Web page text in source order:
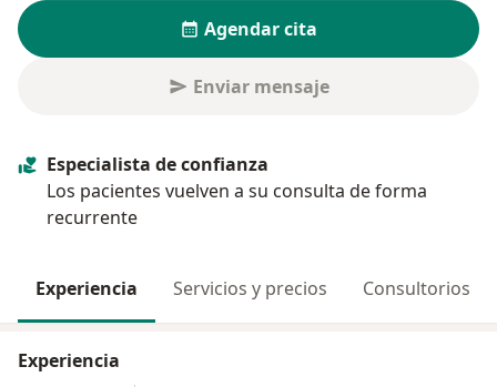
Agendar cita
Enviar mensaje
Especialista de confianza
Los pacientes vuelven a su consulta de forma
recurrente
Experiencia Servicios y precios Consultorios
Experiencia